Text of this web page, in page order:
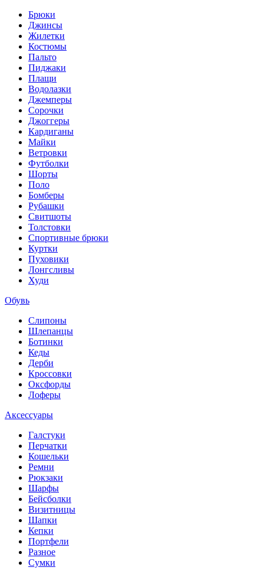
Брюки
Джинсы
Жилетки
Костюмы
Пальто
Пиджаки
Плащи
Водолазки
Джемперы
Сорочки
Джоггеры
Кардиганы
Майки
Ветровки
Футболки
Шорты
Поло
Бомберы
Рубашки
Свитшоты
Толстовки
Спортивные брюки
Куртки
Пуховики
Лонгсливы
Худи
Обувь
Слипоны
Шлепанцы
Ботинки
Кеды
Дерби
Кроссовки
Оксфорды
Лоферы
Аксессуары
Галстуки
Перчатки
Кошельки
Ремни
Рюкзаки
Шарфы
Бейсболки
Визитницы
Шапки
Кепки
Портфели
Разное
Сумки